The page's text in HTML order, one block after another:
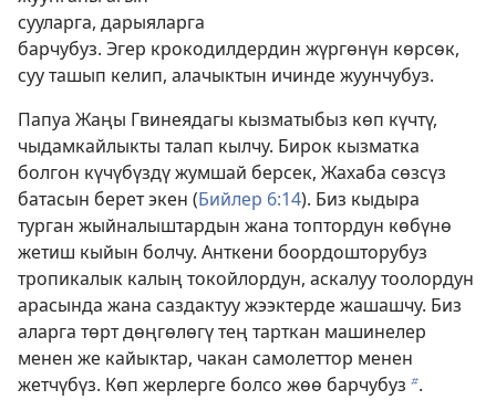
сууларга, дарыяларга
барчубуз. Эгер крокодилдердин жүргөнүн көрсөк,
суу ташып келип, алачыктын ичинде жуунчубуз.
Папуа Жаңы Гвинеядагы кызматыбыз көп күчтү,
чыдамкайлыкты талап кылчу. Бирок кызматка
болгон күчүбүздү жумшай берсек, Жахаба сөзсүз
батасын берет экен (Бийлер 6:14). Биз кыдыра
турган жыйналыштардын жана топтордун көбүнө
жетиш кыйын болчу. Анткени боордошторубуз
тропикалык калың токойлордун, аскалуу тоолордун
арасында жана саздактуу жээктерде жашашчу. Биз
аларга төрт дөңгөлөгү тең тарткан машинелер
менен же кайыктар, чакан самолеттор менен
жетчүбүз. Көп жерлерге болсо жөө барчубуз b.